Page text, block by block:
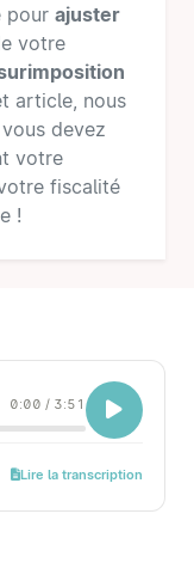
pour ajuster
votre
article, nous
devez
votre
fiscalité
!
0:00 / 3:51
Lire la transcription